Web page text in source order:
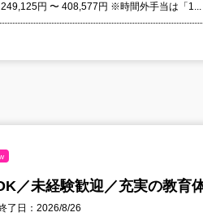
円 〜 408,577円 ※時間外手当は「1...
／未経験歓迎／充実の教育
了日：2026/8/26